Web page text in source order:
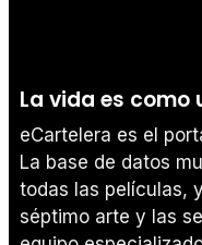
La vida es como
eCartelera es el
La base de datos
todas las películas,
séptimo arte y las